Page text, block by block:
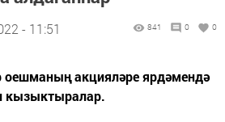
- 11:51 841 0 0
акцияләре ярдәмендә
кызыктыралар.